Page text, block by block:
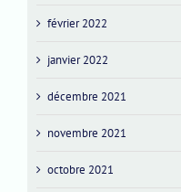
février 2022
janvier 2022
décembre 2021
novembre 2021
octobre 2021